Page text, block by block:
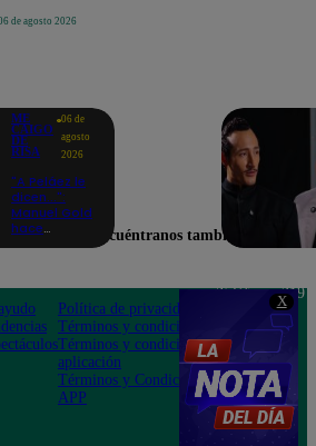
X
de agosto 2026
ME
CAIGO
DE
RISA
06 de
agosto
2026
"A Peláez le
dicen...":
Manuel Gold
hace
de contar el
chiste
Encuéntranos también en
Política de privacidad
Términos y condiciones
Términos y condiciones
aplicación
Términos y Condiciones
APP
Teléfono: 219
Av. San
Felipe 968
Jesús María